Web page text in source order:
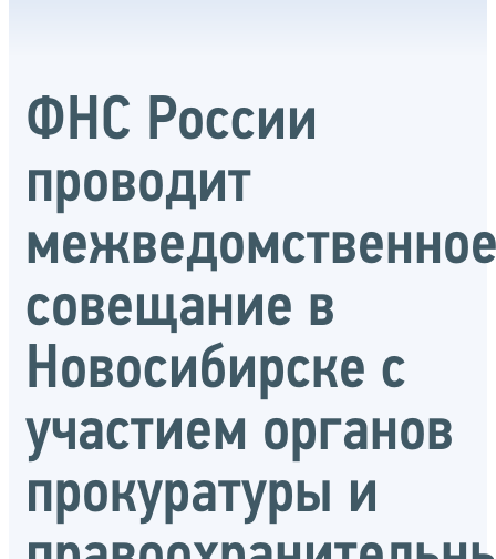
ФНС России
проводит
совещание в
Новосибирске с
участием органов
прокуратуры и